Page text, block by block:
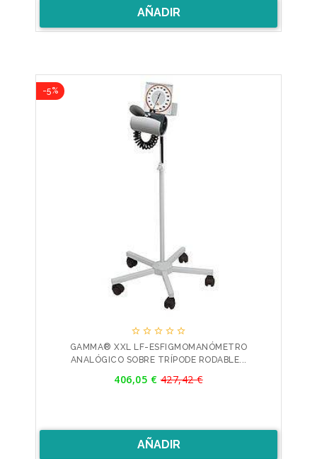
AÑADIR
    
GAMMA® XXL LF-ESFIGMOMANÓMETRO
ANALÓGICO SOBRE TRÍPODE RODABLE...
406,05 €Precio
427,42 €
-5%
AÑADIR